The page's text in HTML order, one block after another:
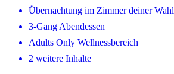
Übernachtung im Zimmer deiner Wahl
3-Gang Abendessen
Adults Only Wellnessbereich
2 weitere Inhalte